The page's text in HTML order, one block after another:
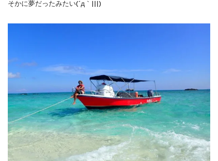
そかに夢だったみたい(´д｀|||)